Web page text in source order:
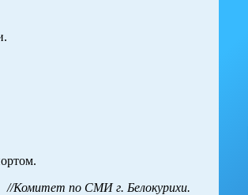
//Комитет по СМИ г. Белокурихи.